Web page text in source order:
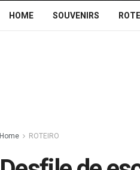
HOME SOUVENIRS
Home ROTEIRO